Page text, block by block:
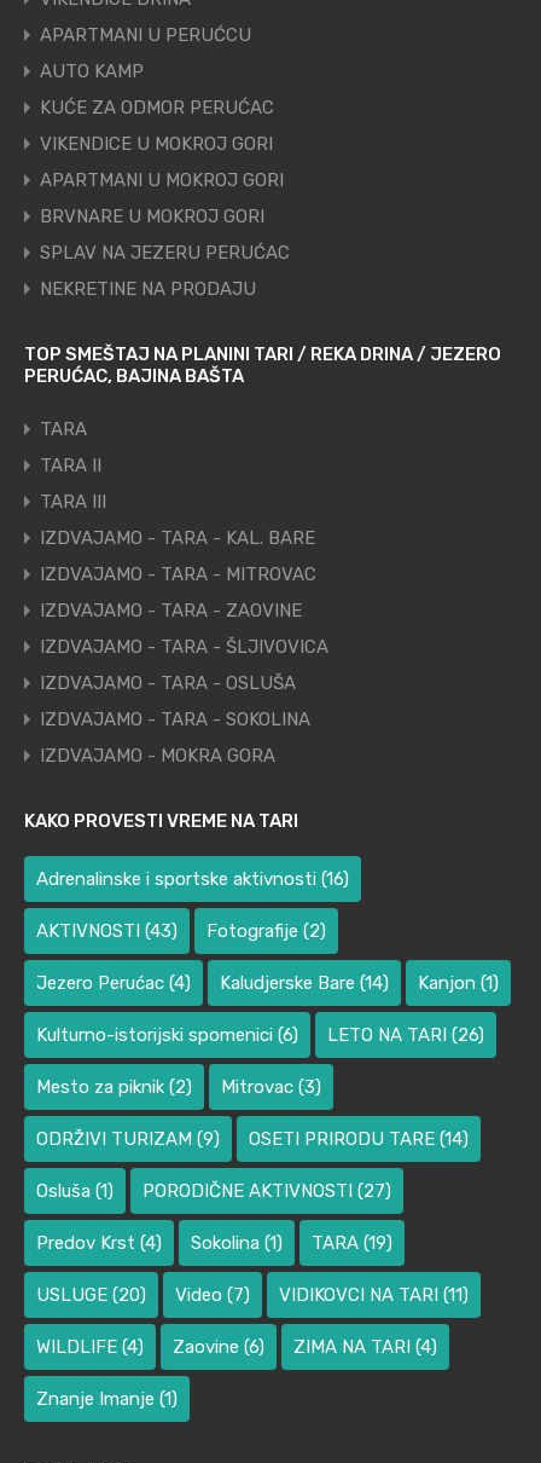
APARTMANI U PERUĆCU
AUTO KAMP
KUĆE ZA ODMOR PERUĆAC
VIKENDICE U MOKROJ GORI
APARTMANI U MOKROJ GORI
BRVNARE U MOKROJ GORI
SPLAV NA JEZERU PERUĆAC
NEKRETINE NA PRODAJU
TOP SMEŠTAJ NA PLANINI TARI / REKA DRINA / JEZERO
PERUĆAC, BAJINA BAŠTA
TARA
TARA II
TARA III
IZDVAJAMO - TARA - KAL. BARE
IZDVAJAMO - TARA - MITROVAC
IZDVAJAMO - TARA - ZAOVINE
IZDVAJAMO - TARA - ŠLJIVOVICA
IZDVAJAMO - TARA - OSLUŠA
IZDVAJAMO - TARA - SOKOLINA
IZDVAJAMO - MOKRA GORA
KAKO PROVESTI VREME NA TARI
Adrenalinske i sportske aktivnosti (16)
AKTIVNOSTI (43) Fotografije (2)
Jezero Perućac (4) Kaludjerske Bare (14) Kanjon (1)
Kulturno-istorijski spomenici (6) LETO NA TARI (26)
Mesto za piknik (2) Mitrovac (3)
ODRŽIVI TURIZAM (9) OSETI PRIRODU TARE (14)
Osluša (1) PORODIČNE AKTIVNOSTI (27)
Predov Krst (4) Sokolina (1) TARA (19)
USLUGE (20) Video (7) VIDIKOVCI NA TARI (11)
WILDLIFE (4) Zaovine (6) ZIMA NA TARI (4)
Znanje Imanje (1)